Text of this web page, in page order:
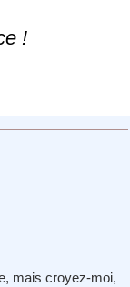
!
mais croyez-moi,